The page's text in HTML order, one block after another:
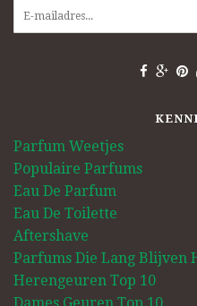
Parfum Weetjes
Populaire Parfums
Eau De Parfum
Eau De Toilette
Aftershave
Parfums Die Lang Blijven
Herengeuren Top 10